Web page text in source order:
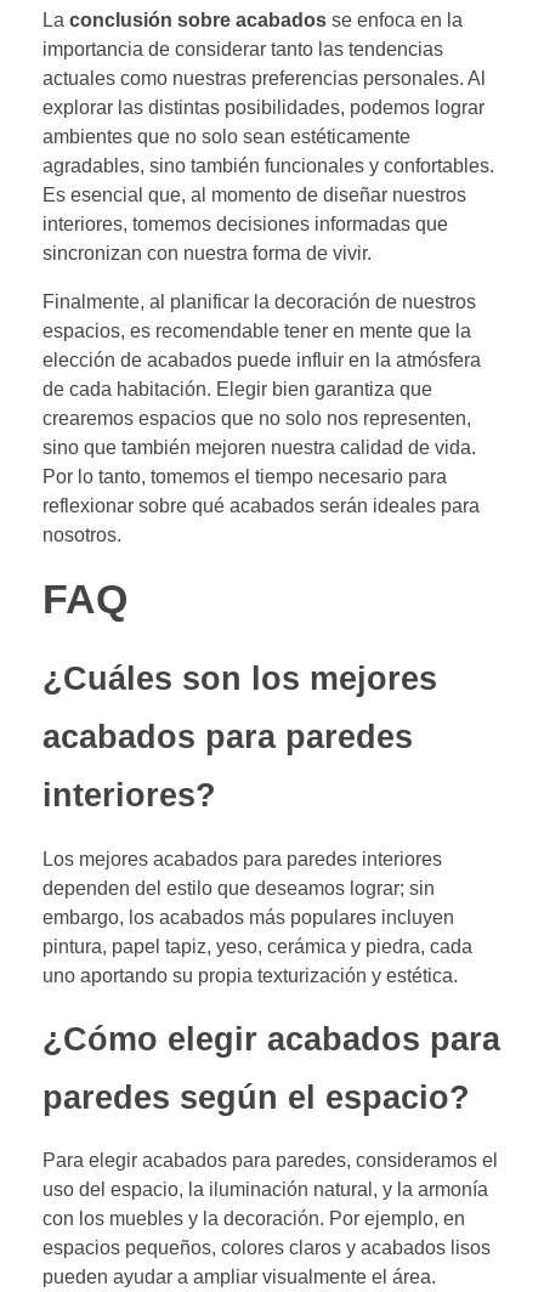
La conclusión sobre acabados se enfoca en la
importancia de considerar tanto las tendencias
actuales como nuestras preferencias personales. Al
explorar las distintas posibilidades, podemos lograr
ambientes que no solo sean estéticamente
agradables, sino también funcionales y confortables.
Es esencial que, al momento de diseñar nuestros
interiores, tomemos decisiones informadas que
sincronizan con nuestra forma de vivir.
Finalmente, al planificar la decoración de nuestros
espacios, es recomendable tener en mente que la
elección de acabados puede influir en la atmósfera
de cada habitación. Elegir bien garantiza que
crearemos espacios que no solo nos representen,
sino que también mejoren nuestra calidad de vida.
Por lo tanto, tomemos el tiempo necesario para
reflexionar sobre qué acabados serán ideales para
nosotros.
FAQ
¿Cuáles son los mejores
acabados para paredes
interiores?
Los mejores acabados para paredes interiores
dependen del estilo que deseamos lograr; sin
embargo, los acabados más populares incluyen
pintura, papel tapiz, yeso, cerámica y piedra, cada
uno aportando su propia texturización y estética.
¿Cómo elegir acabados para
paredes según el espacio?
Para elegir acabados para paredes, consideramos el
uso del espacio, la iluminación natural, y la armonía
con los muebles y la decoración. Por ejemplo, en
espacios pequeños, colores claros y acabados lisos
pueden ayudar a ampliar visualmente el área.